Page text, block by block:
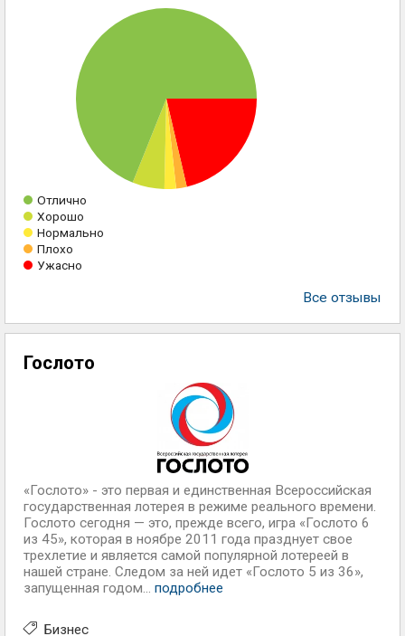
Отлично
Хорошо
Нормально
Плохо
Ужасно
Все отзывы
Гослото
«Гослото» - это первая и единственная Всероссийская
государственная лотерея в режиме реального времени.
Гослото сегодня — это, прежде всего, игра «Гослото 6
из 45», которая в ноябре 2011 года празднует свое
трехлетие и является самой популярной лотереей в
нашей стране. Следом за ней идет «Гослото 5 из 36»,
запущенная годом... подробнее
Бизнес